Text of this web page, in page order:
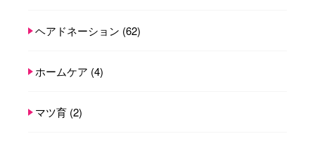
ヘアドネーション (62)
ホームケア (4)
マツ育 (2)